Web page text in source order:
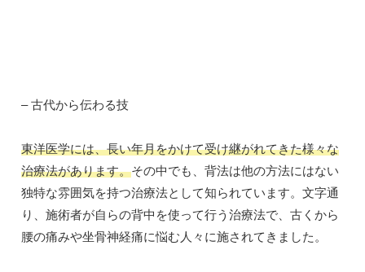
– 古代から伝わる技
東洋医学には、長い年月をかけて受け継がれてきた様々な
治療法があります。その中でも、背法は他の方法にはない
独特な雰囲気を持つ治療法として知られています。文字通
り、施術者が自らの背中を使って行う治療法で、古くから
腰の痛みや坐骨神経痛に悩む人々に施されてきました。